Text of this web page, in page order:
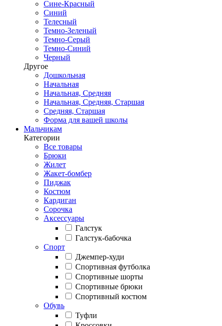
Сине-Красный
Синий
Телесный
Темно-Зеленый
Темно-Серый
Темно-Синий
Черный
Другое
Дошкольная
Начальная
Начальная, Средняя
Начальная, Средняя, Старшая
Средняя, Старшая
Форма для вашей школы
Мальчикам
Категории
Все товары
Брюки
Жилет
Жакет-бомбер
Пиджак
Костюм
Кардиган
Сорочка
Аксессуары
Галстук
Галстук-бабочка
Спорт
Джемпер-худи
Спортивная футболка
Спортивные шорты
Спортивные брюки
Спортивный костюм
Обувь
Туфли